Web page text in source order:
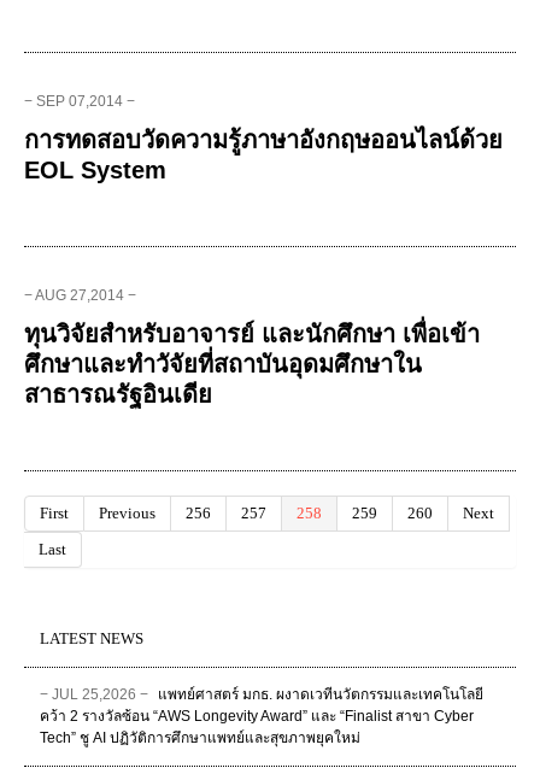
− SEP 07,2014 −
การทดสอบวัดความรู้ภาษาอังกฤษออนไลน์ด้วย
EOL System
− AUG 27,2014 −
ทุนวิจัยสำหรับอาจารย์ และนักศึกษา เพื่อเข้า
ศึกษาและทำวัจัยที่สถาบันอุดมศึกษาใน
สาธารณรัฐอินเดีย
First Previous 256 257 258 259 260
Next
Last
LATEST NEWS
− JUL 25,2026 −
แพทย์ศาสตร์ มกธ. ผงาดเวทีนวัตกรรมและเทคโนโลยี
คว้า 2 รางวัลซ้อน “AWS Longevity Award” และ “Finalist สาขา Cyber
Tech” ชู AI ปฏิวัติการศึกษาแพทย์และสุขภาพยุคใหม่